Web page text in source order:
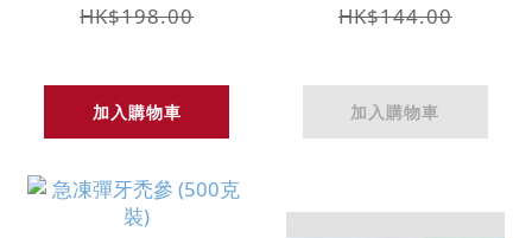
HK$198.00
加入購物車
HK$144.00
加入購物車